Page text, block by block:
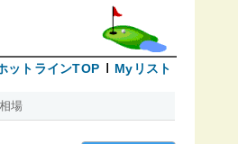
ットラインTOP Myリスト
場